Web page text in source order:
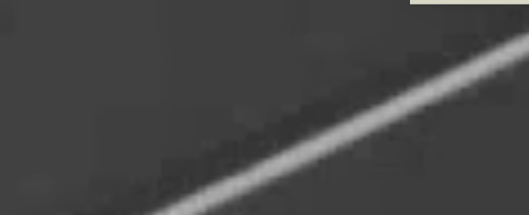
Præference
måde
befinder dig i.